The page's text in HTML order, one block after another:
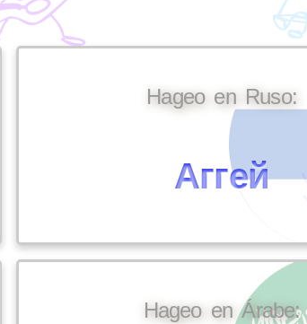
Hageo en Ruso:
Аггей
Hageo en Árabe: